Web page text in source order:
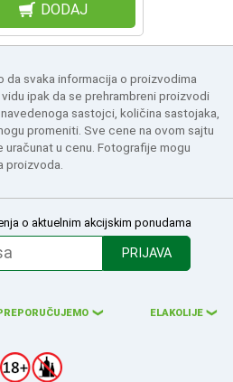
DODAJ
da svaka informacija o proizvodima
ipak da se prehrambreni proizvodi
sastojci, količina sastojaka,
promeniti. Sve cene na ovom sajtu
uračunat u cenu. Fotografije mogu
o aktuelnim akcijskim ponudama
PRIJAVA
❮ ELAKOLIJE ❮